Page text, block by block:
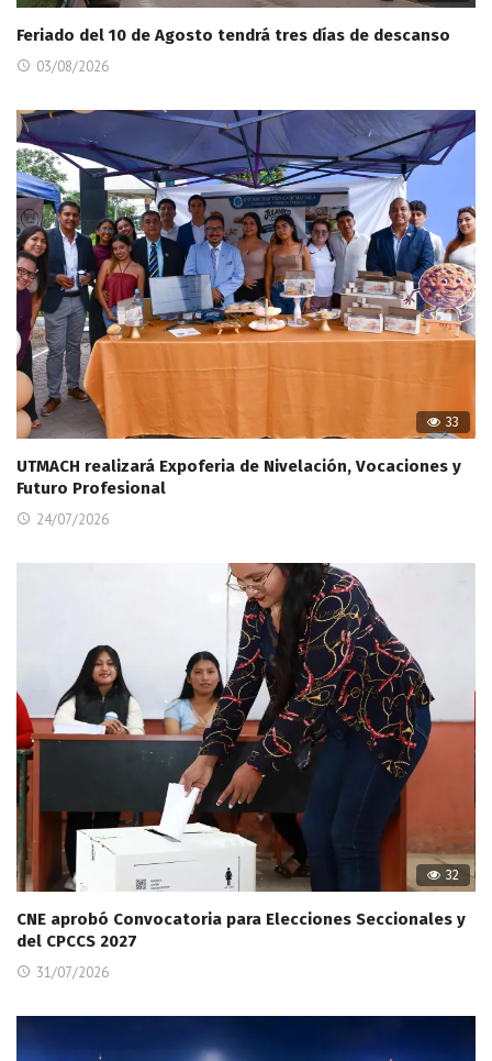
Feriado del 10 de Agosto tendrá tres días de descanso
03/08/2026
33
UTMACH realizará Expoferia de Nivelación, Vocaciones y
Futuro Profesional
24/07/2026
32
CNE aprobó Convocatoria para Elecciones Seccionales y
del CPCCS 2027
31/07/2026